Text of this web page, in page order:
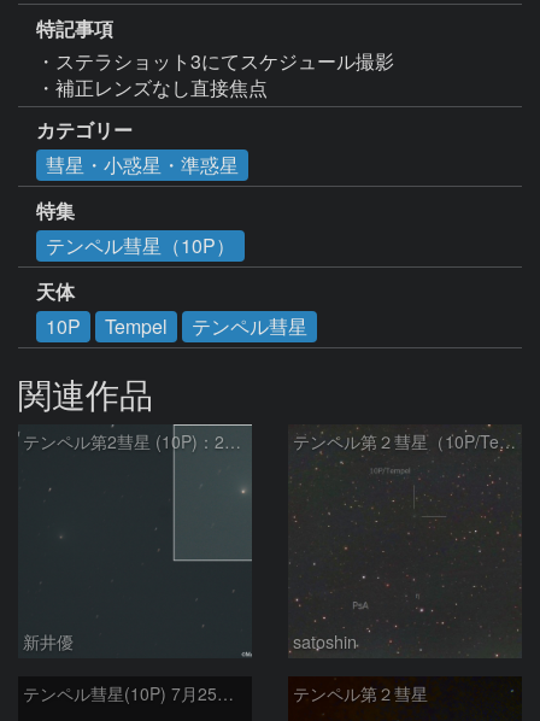
特記事項
・ステラショット3にてスケジュール撮影
・補正レンズなし直接焦点
カテゴリー
彗星・小惑星・準惑星
特集
テンペル彗星（10P）
天体
10P
Tempel テンペル彗星
関連作品
テンペル第2彗星 (10P)：2026/08/07
新井優
テンペル第２彗星（10P/Tempel）8/5
satoshin
テンペル彗星(10P) 7月25日 Seestar50 テンペル第２彗星